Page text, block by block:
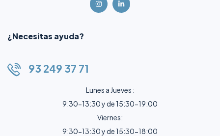
¿Necesitas ayuda?
93 249 37 71
Lunes a Jueves :
9:30-13:30 y de 15:30-19:00
Viernes:
9:30-13:30 y de 15:30-18:00